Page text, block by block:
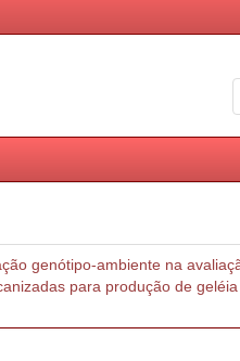
genótipo-ambiente na
para produção de geléia